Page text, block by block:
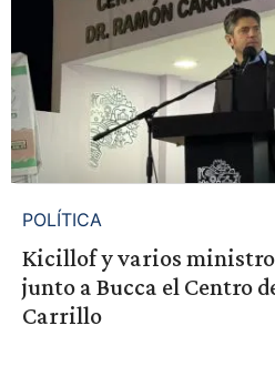
POLÍTICA
Kicillof y varios
junto a Bucca el Centro
Carrillo